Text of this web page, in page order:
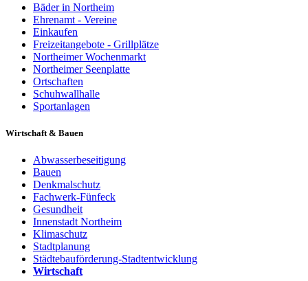
Bäder in Northeim
Ehrenamt - Vereine
Einkaufen
Freizeitangebote - Grillplätze
Northeimer Wochenmarkt
Northeimer Seenplatte
Ortschaften
Schuhwallhalle
Sportanlagen
Wirtschaft & Bauen
Abwasserbeseitigung
Bauen
Denkmalschutz
Fachwerk-Fünfeck
Gesundheit
Innenstadt Northeim
Klimaschutz
Stadtplanung
Städtebauförderung-Stadtentwicklung
Wirtschaft